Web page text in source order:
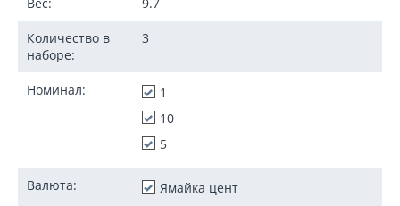
Количество в
наборе:
3
Номинал:
1
10
5
Валюта: Ямайка цент